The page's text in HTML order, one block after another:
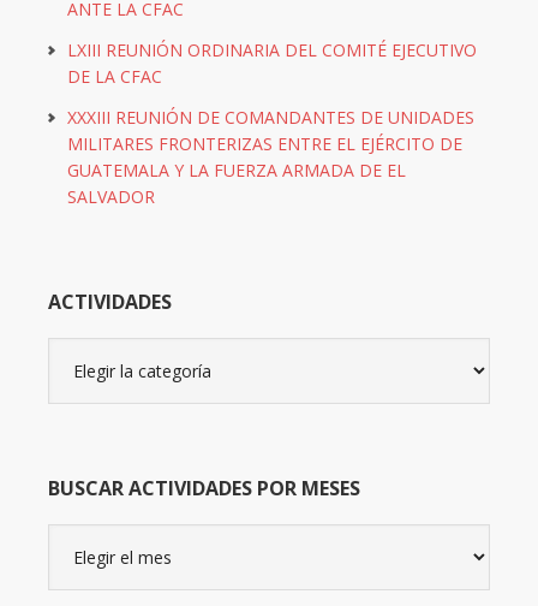
ANTE LA CFAC
LXIII REUNIÓN ORDINARIA DEL COMITÉ EJECUTIVO
DE LA CFAC
XXXIII REUNIÓN DE COMANDANTES DE UNIDADES
MILITARES FRONTERIZAS ENTRE EL EJÉRCITO DE
GUATEMALA Y LA FUERZA ARMADA DE EL
SALVADOR
ACTIVIDADES
BUSCAR ACTIVIDADES POR MESES
actividades
por